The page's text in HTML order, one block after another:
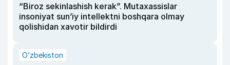
“Biroz sekinlashish kerak”. Mutaxassislar
insoniyat sun’iy intellektni boshqara olmay
qolishidan xavotir bildirdi
O‘zbekiston